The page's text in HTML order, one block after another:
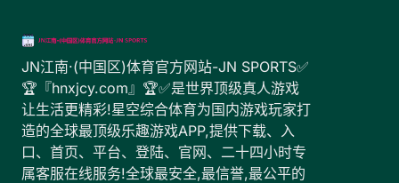
JN江南·(中国区)体育官方网站-JN SPORTS✅
🏆『hnxjcy.com』🏆✅是世界顶级真人游戏
让生活更精彩!星空综合体育为国内游戏玩家打
造的全球最顶级乐趣游戏APP,提供下载、入
口、首页、平台、登陆、官网、二十四小时专
属客服在线服务!全球最安全,最信誉,最公平的